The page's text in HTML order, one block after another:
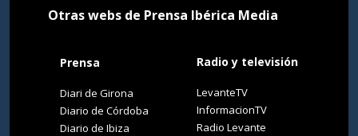
Otras webs de Prensa Ibérica Media
Prensa
Diari de Girona
Diario de Córdoba
Diario de Ibiza
Radio y televisión
LevanteTV
InformacionTV
Radio Levante